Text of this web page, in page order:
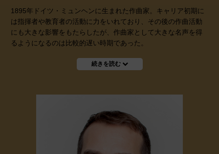
1895年ドイツ・ミュンヘンに生まれた作曲家。キャリア初期に
は指揮者や教育者の活動に力をいれており、その後の作曲活動
にも大きな影響をもたらしたが、作曲家として大きな名声を得
るようになるのは比較的遅い時期であった。
続きを読む